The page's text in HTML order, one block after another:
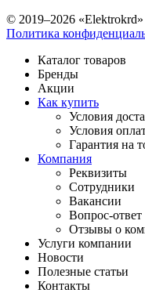
© 2019–2026 «Elektrokrd»
Политика
Каталог товаров
Бренды
Акции
Как купить
Условия
Условия
Гарантия на
Компания
Реквизиты
Сотрудники
Вакансии
Вопрос-ответ
Отзывы о
Услуги компании
Новости
Полезные статьи
Контакты